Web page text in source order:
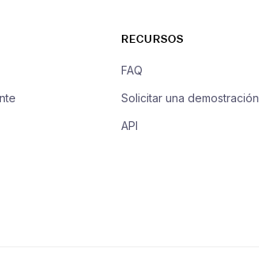
RECURSOS
FAQ
Solicitar una demostración
API